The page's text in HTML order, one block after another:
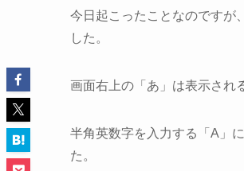
今日起こったことなのですが
した。
画面右上の「あ」は表示され
半角英数字を入力する「A」
た。